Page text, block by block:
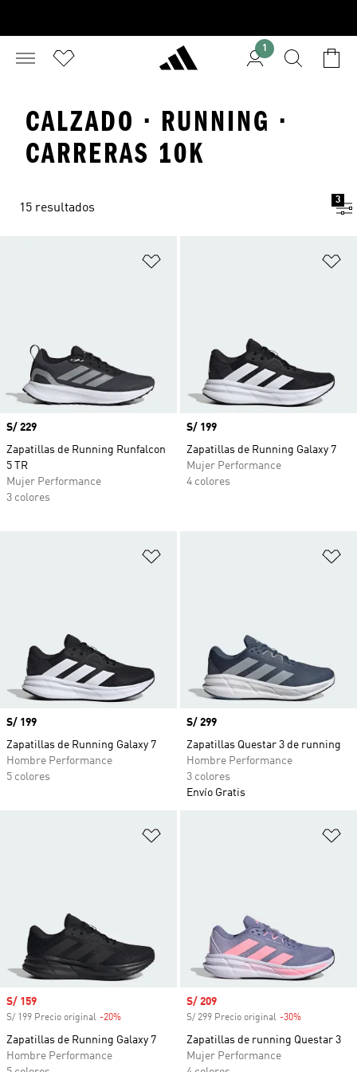
1
CALZADO · RUNNING ·
CARRERAS 10K
15 resultados
3
Precio
S/ 229
Zapatillas de Running Runfalcon
5 TR
Mujer Performance
3 colores
Precio
S/ 199
Zapatillas de Running Galaxy 7
Mujer Performance
4 colores
Precio
S/ 199
Zapatillas de Running Galaxy 7
Hombre Performance
5 colores
Precio
S/ 299
Zapatillas Questar 3 de running
Hombre Performance
3 colores
Envío Gratis
Precio de venta
S/ 159
S/ 199 Precio original -20%
Zapatillas de Running Galaxy 7
Hombre Performance
Precio de venta
S/ 209
S/ 299 Precio original -30%
Zapatillas de running Questar 3
Mujer Performance